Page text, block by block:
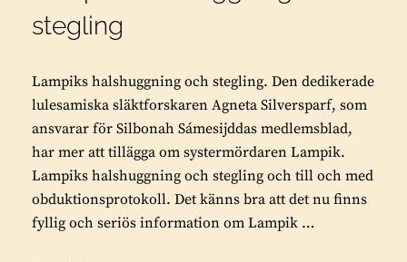
stegling
Lampiks halshuggning och stegling. Den dedikerade
lulesamiska släktforskaren Agneta Silversparf, som
ansvarar för Silbonah Sámesijddas medlemsblad,
har mer att tillägga om systermördaren Lampik.
Lampiks halshuggning och stegling och till och med
obduktionsprotokoll. Det känns bra att det nu finns
fyllig och seriös information om Lampik …